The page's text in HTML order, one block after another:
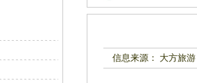
信息来源： 大方旅游